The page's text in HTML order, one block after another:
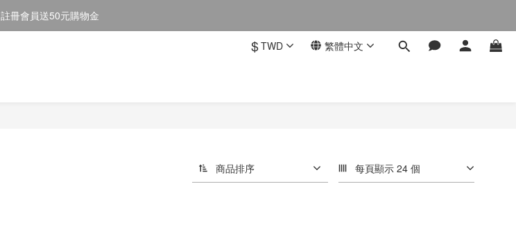
註冊會員送50元購物金
註冊會員送50元購物金
$TWD 繁體中文
商品排序 每頁顯示 24 個